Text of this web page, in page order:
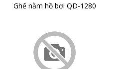
Ghế nằm hồ bơi QD-1280